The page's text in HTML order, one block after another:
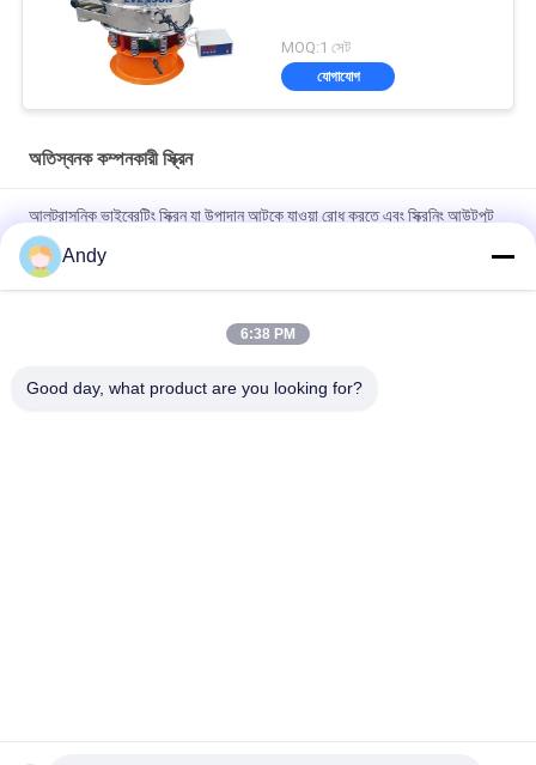
MOQ:1 সেট
যোগাযোগ
অতিস্বনক কম্পনকারী স্ক্রিন
আলট্রাসনিক ভাইব্রেটিং স্ক্রিন যা উপাদান আটকে যাওয়া রোধ করতে এবং স্ক্রিনিং আউটপুট
উন্নত করতে স্থিতিশীল আলট্রাসনিক কম্পন সরবরাহ করে
শিল্প অ্যাপ্লিকেশনগুলিতে সুনির্দিষ্ট কণা পৃথকীকরণ এবং উপাদান স্ক্রিনিং সমাধানের জন্য
Andy
6:38 PM
Good day, what product are you looking for?